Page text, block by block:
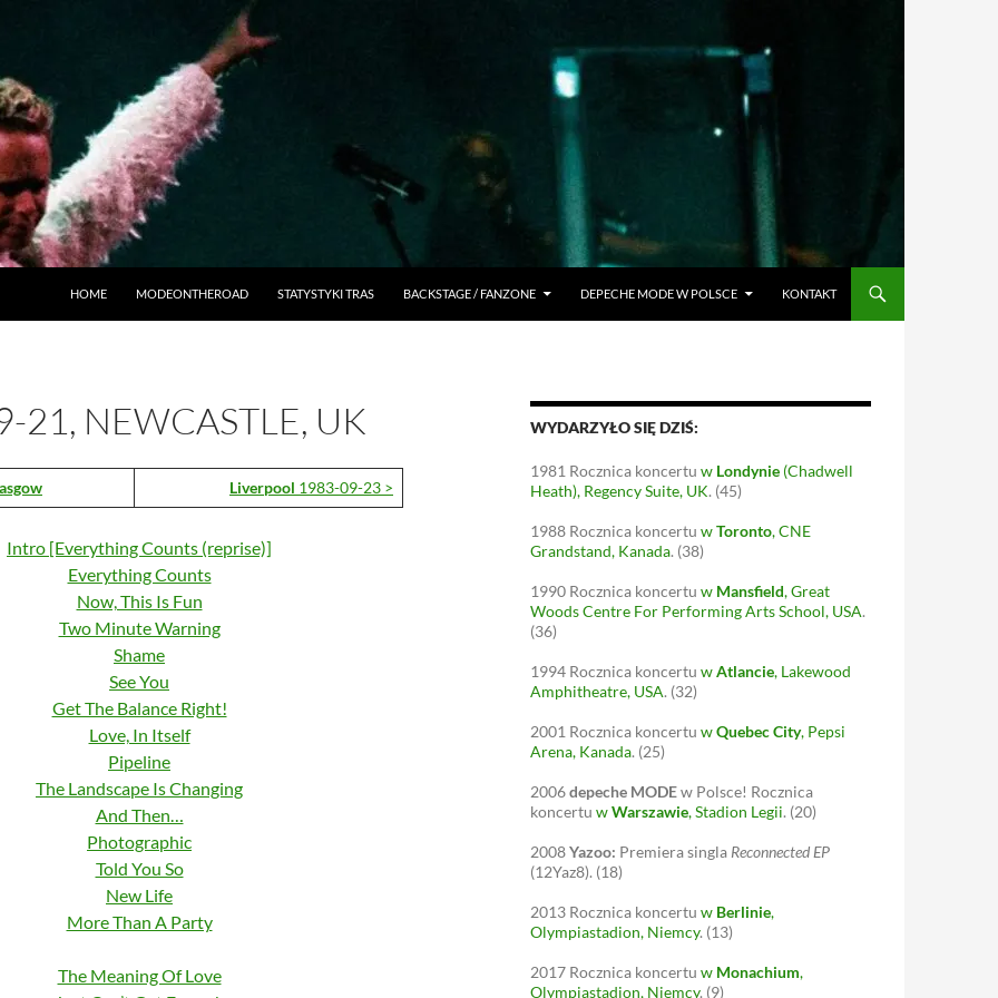
HOME MODEONTHEROAD STATYSTYKI TRAS BACKSTAGE / FANZONE DEPECHE MODE W POLSCE KONTAKT
21, NEWCASTLE, UK
Liverpool 1983-09-23 >
Intro [Everything Counts (reprise)]
Everything Counts
Now, This Is Fun
Two Minute Warning
Shame
See You
Get The Balance Right!
Love, In Itself
Pipeline
The Landscape Is Changing
And Then…
Photographic
Told You So
New Life
More Than A Party
The Meaning Of Love
WYDARZYŁO SIĘ DZIŚ:
1981 Rocznica koncertu w Londynie (Chadwell
Heath), Regency Suite, UK. (45)
1988 Rocznica koncertu wToronto, CNE
Grandstand, Kanada. (38)
1990 Rocznica koncertu w Mansfield, Great
Woods Centre For Performing Arts School, USA.
(36)
1994 Rocznica koncertu wAtlancie, Lakewood
Amphitheatre, USA. (32)
2001 Rocznica koncertu wQuebec City, Pepsi
Arena, Kanada. (25)
2006depeche MODEw Polsce! Rocznica
koncertu wWarszawie, Stadion Legii. (20)
2008Yazoo: Premiera singla Reconnected EP
(12Yaz8). (18)
2013 Rocznica koncertu w Berlinie,
Olympiastadion, Niemcy. (13)
2017 Rocznica koncertu w Monachium,
Olympiastadion, Niemcy. (9)